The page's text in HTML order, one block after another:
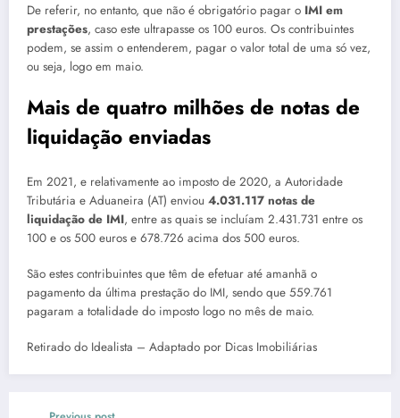
De referir, no entanto, que não é obrigatório pagar o IMI em
prestações, caso este ultrapasse os 100 euros. Os contribuintes
podem, se assim o entenderem, pagar o valor total de uma só vez,
ou seja, logo em maio.
Mais de quatro milhões de notas de
liquidação enviadas
Em 2021, e relativamente ao imposto de 2020, a Autoridade
Tributária e Aduaneira (AT) enviou 4.031.117 notas de
liquidação de IMI, entre as quais se incluíam 2.431.731 entre os
100 e os 500 euros e 678.726 acima dos 500 euros.
São estes contribuintes que têm de efetuar até amanhã o
pagamento da última prestação do IMI, sendo que 559.761
pagaram a totalidade do imposto logo no mês de maio.
Retirado do Idealista – Adaptado por Dicas Imobiliárias